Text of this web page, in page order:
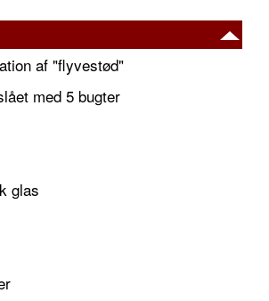
af "flyvestød"
med 5 bugter
glas